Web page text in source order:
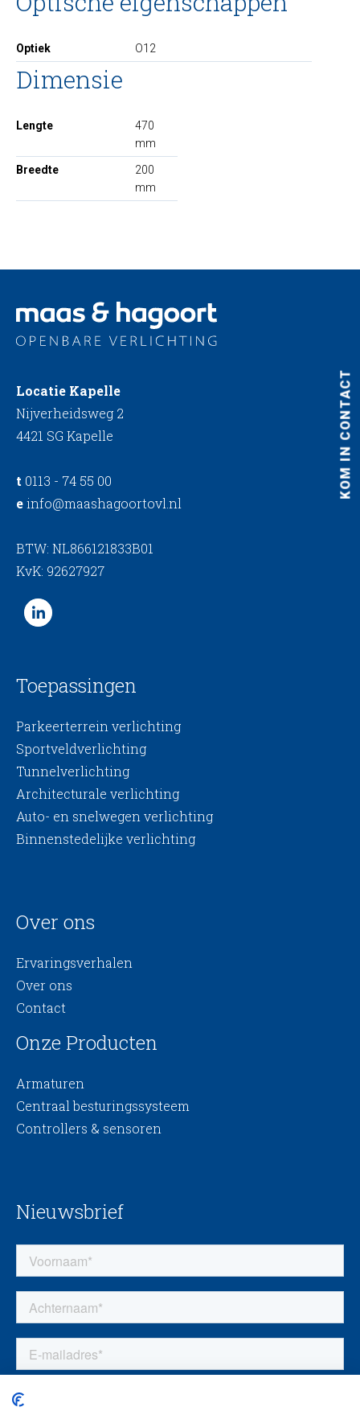
KOM IN CONTACT
Optiek O12
Dimensie
Lengte
470
mm
Breedte
200
mm
Locatie Kapelle
Nijverheidsweg 2
4421 SG Kapelle
t 0113 - 74 55 00
einfo@maashagoortovl.nl
BTW: NL866121833B01
KvK: 92627927
Toepassingen
Parkeerterrein verlichting
Sportveldverlichting
Tunnelverlichting
Architecturale verlichting
Auto- en snelwegen verlichting
Binnenstedelijke verlichting
Over ons
Ervaringsverhalen
Over ons
Contact
Onze Producten
Armaturen
Centraal besturingssysteem
Controllers & sensoren
Nieuwsbrief